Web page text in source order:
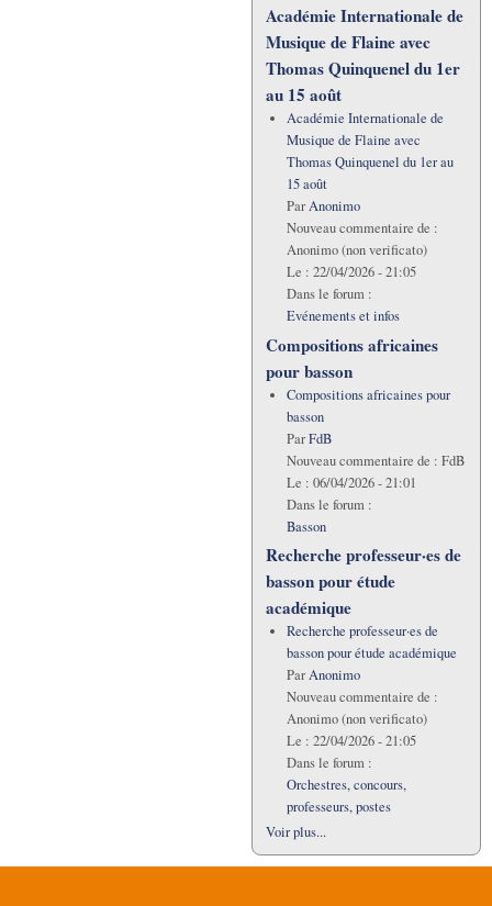
Académie Internationale de
Musique de Flaine avec
Thomas Quinquenel du 1er
au 15 août
Académie Internationale de
Musique de Flaine avec
Thomas Quinquenel du 1er au
15 août
ParAnonimo
Nouveau commentaire de :
Anonimo (non verificato)
Le : 22/04/2026 - 21:05
Dans le forum :
Evénements et infos
Compositions africaines
pour basson
Compositions africaines pour
basson
ParFdB
Nouveau commentaire de : FdB
Le : 06/04/2026 - 21:01
Dans le forum :
Basson
Recherche professeur·es de
basson pour étude
académique
Recherche professeur·es de
basson pour étude académique
ParAnonimo
Nouveau commentaire de :
Anonimo (non verificato)
Le : 22/04/2026 - 21:05
Dans le forum :
Orchestres, concours,
professeurs, postes
Voir plus...